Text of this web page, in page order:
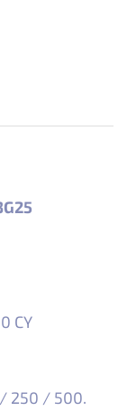
CY
/ 250 / 500.